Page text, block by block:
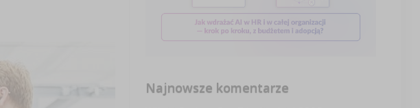
Najnowsze komentarze